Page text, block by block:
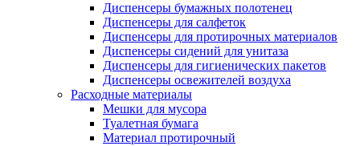
Диспенсеры бумажных полотенец
Диспенсеры для салфеток
Диспенсеры для протирочных материалов
Диспенсеры сидений для унитаза
Диспенсеры для гигиенических пакетов
Диспенсеры освежителей воздуха
Расходные материалы
Мешки для мусора
Туалетная бумага
Материал протирочный